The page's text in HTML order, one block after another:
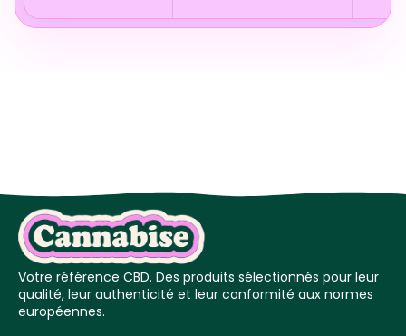
Votre référence CBD. Des produits sélectionnés pour leur
qualité, leur authenticité et leur conformité aux normes
européennes.